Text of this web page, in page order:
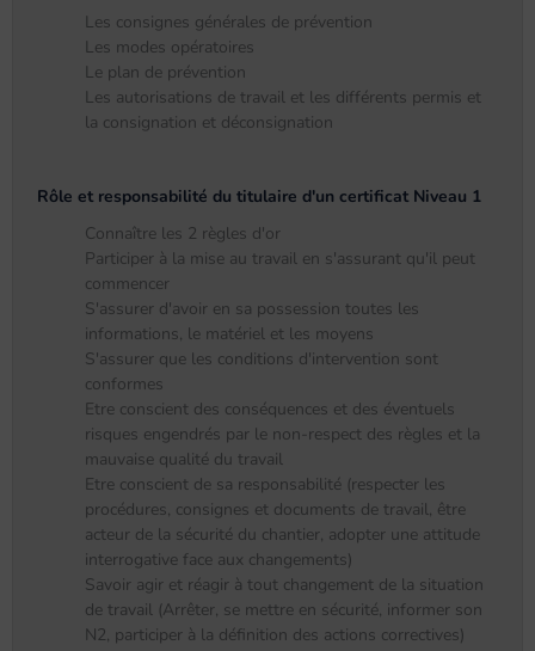
Les consignes générales de prévention
Les modes opératoires
Le plan de prévention
Les autorisations de travail et les différents permis et
la consignation et déconsignation
Rôle et responsabilité du titulaire d'un certificat Niveau 1
Connaître les 2 règles d'or
Participer à la mise au travail en s'assurant qu'il peut
commencer
S'assurer d'avoir en sa possession toutes les
informations, le matériel et les moyens
S'assurer que les conditions d'intervention sont
conformes
Etre conscient des conséquences et des éventuels
risques engendrés par le non-respect des règles et la
mauvaise qualité du travail
Etre conscient de sa responsabilité (respecter les
procédures, consignes et documents de travail, être
acteur de la sécurité du chantier, adopter une attitude
interrogative face aux changements)
Savoir agir et réagir à tout changement de la situation
de travail (Arrêter, se mettre en sécurité, informer son
N2, participer à la définition des actions correctives)